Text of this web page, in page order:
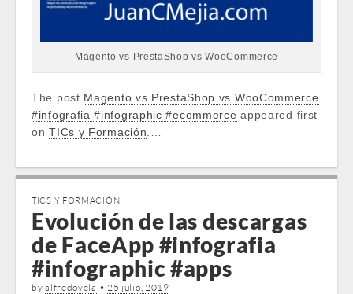
Magento vs PrestaShop vs WooCommerce
The post Magento vs PrestaShop vs WooCommerce
#infografia #infographic #ecommerce appeared first
onTICs y Formación
TICS Y FORMACIÓN
Evolución de las descargas
de FaceApp #infografia
#infographic #apps
byalfredovela • 25 julio, 2019